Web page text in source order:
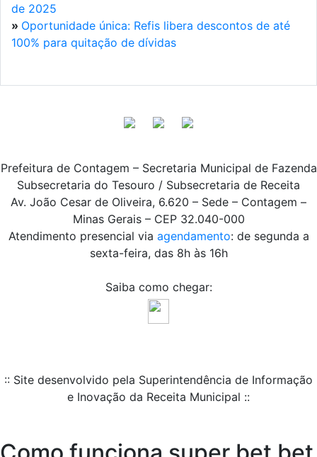
de 2025
» Oportunidade única: Refis libera descontos de até
100% para quitação de dívidas
Prefeitura de Contagem – Secretaria Municipal de Fazenda
Subsecretaria do Tesouro / Subsecretaria de Receita
Av. João Cesar de Oliveira, 6.620 – Sede – Contagem –
Minas Gerais – CEP 32.040-000
Atendimento presencial via agendamento: de segunda a
sexta-feira, das 8h às 16h
Saiba como chegar:
:: Site desenvolvido pela Superintendência de Informação
e Inovação da Receita Municipal ::